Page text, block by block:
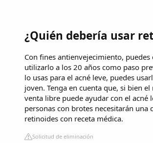
¿Quién debería usar
Con fines antienvejecimiento, puedes
utilizarlo a los 20 años como paso
lo usas para el acné leve, puedes
joven. Tenga en cuenta que, si bien
venta libre puede ayudar con el acné
personas con brotes necesitarán una
retinoides con receta médica.
Solicitud de eliminación